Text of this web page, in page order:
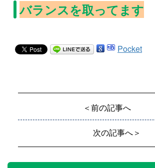
バランスを取ってます
Pocket
＜前の記事へ
次の記事へ＞